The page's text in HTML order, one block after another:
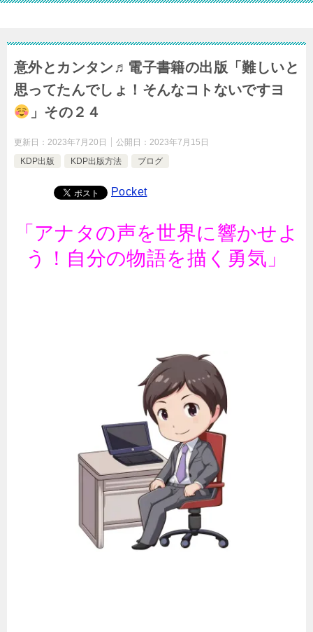
意外とカンタン♬電子書籍の出版「難しいと
思ってたんでしょ！そんなコトないですヨ
」その２４
更新日： 2023年7月20日 公開日： 2023年7月15日
KDP出版
KDP出版方法 ブログ
Pocket
「アナタの声を世界に響かせよ
う！自分の物語を描く勇気」